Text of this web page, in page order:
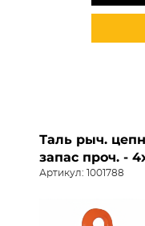
Таль рыч.
запас проч. -
Артикул: 1001788